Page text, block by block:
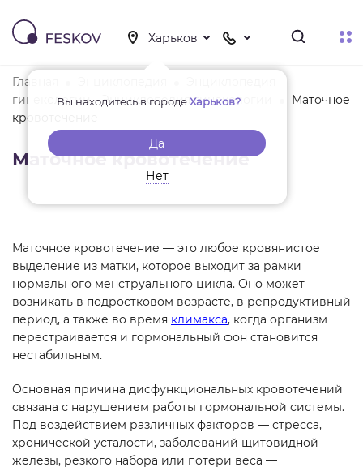
Вы находитесь в городеХарьков?
Да
Нет
Главная
гинекологии - Энциклопедия гинекологии
Маточное
кровотечение
Маточное кровотечение
Маточное кровотечение — это любое кровянистое
выделение из матки, которое выходит за рамки
нормального менструального цикла. Оно может
возникать в подростковом возрасте, в репродуктивный
период, а также во время климакса, когда организм
перестраивается и гормональный фон становится
нестабильным.
Основная причина дисфункциональных кровотечений
связана с нарушением работы гормональной системы.
Под воздействием различных факторов — стресса,
хронической усталости, заболеваний щитовидной
железы, резкого набора или потери веса —